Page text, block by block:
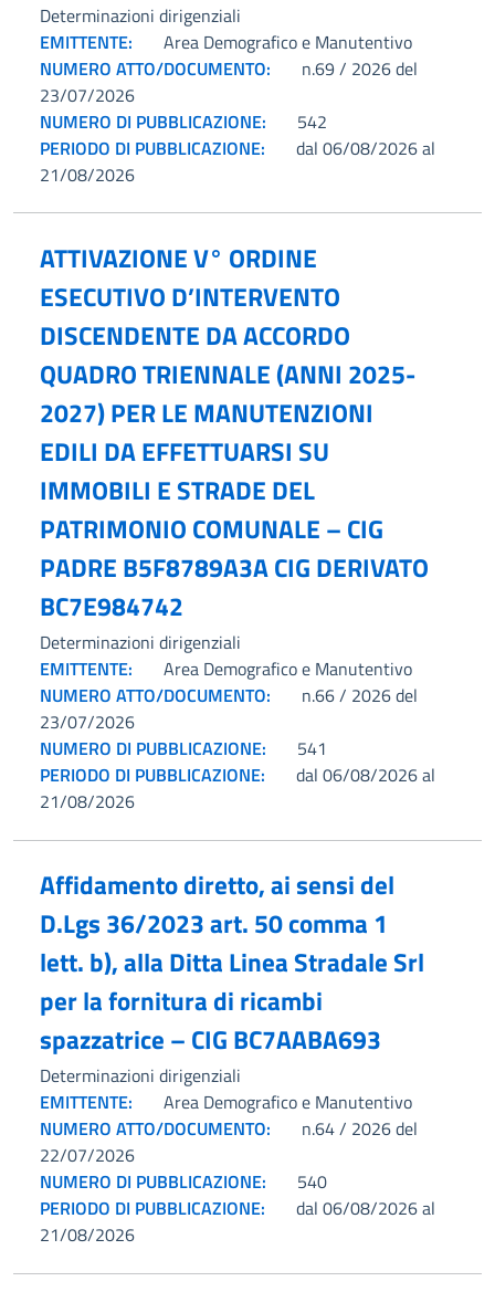
Determinazioni dirigenziali
EMITTENTE:
Area Demografico e Manutentivo
NUMERO ATTO/DOCUMENTO:
n.69 / 2026 del
23/07/2026
NUMERO DI PUBBLICAZIONE:
542
PERIODO DI PUBBLICAZIONE:
dal 06/08/2026 al
21/08/2026
ATTIVAZIONE V° ORDINE
ESECUTIVO D’INTERVENTO
DISCENDENTE DA ACCORDO
QUADRO TRIENNALE (ANNI 2025-
2027) PER LE MANUTENZIONI
EDILI DA EFFETTUARSI SU
IMMOBILI E STRADE DEL
PATRIMONIO COMUNALE – CIG
PADRE B5F8789A3A CIG DERIVATO
BC7E984742
Determinazioni dirigenziali
EMITTENTE:
Area Demografico e Manutentivo
NUMERO ATTO/DOCUMENTO:
n.66 / 2026 del
23/07/2026
NUMERO DI PUBBLICAZIONE:
541
PERIODO DI PUBBLICAZIONE:
dal 06/08/2026 al
21/08/2026
Affidamento diretto, ai sensi del
D.Lgs 36/2023 art. 50 comma 1
lett. b), alla Ditta Linea Stradale Srl
per la fornitura di ricambi
spazzatrice – CIG BC7AABA693
Determinazioni dirigenziali
EMITTENTE:
Area Demografico e Manutentivo
NUMERO ATTO/DOCUMENTO:
n.64 / 2026 del
22/07/2026
NUMERO DI PUBBLICAZIONE:
540
PERIODO DI PUBBLICAZIONE:
dal 06/08/2026 al
21/08/2026